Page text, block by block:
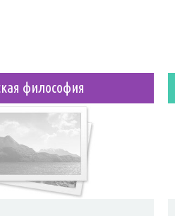
философия